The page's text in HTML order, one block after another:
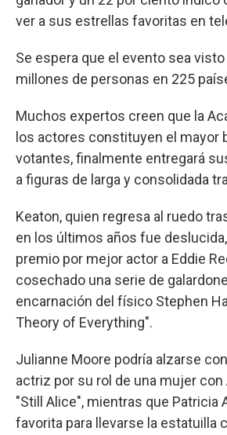
ver a sus estrellas favoritas en
Se espera que el evento sea
millones de personas en 225
Muchos expertos creen que la
los actores constituyen el mayor
votantes, finalmente entregará
a figuras de larga y consolidada
Keaton, quien regresa al ruedo
en los últimos años fue
premio por mejor actor a Eddie
cosechado una serie de
encarnación del físico Stephen
Theory of Everything".
Julianne Moore podría alzarse
actriz por su rol de una mujer
"Still Alice", mientras que Patricia
favorita para llevarse la estatuilla